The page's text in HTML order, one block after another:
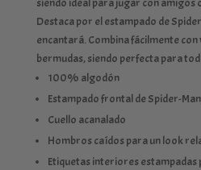
12,99 €.
siendo ideal para jugar con amigos
Destaca por el estampado de
encantará. Combina fácilmente
bermudas, siendo perfecta para
100% algodón
Estampado frontal de Spider-
Cuello acanalado
Hombros caídos para un look
Etiquetas interiores